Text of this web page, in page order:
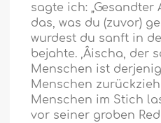
sagte ich:
das, was du (zuvor)
wurdest du sanft in
bejahte. ‚Âischa, der
Menschen ist
Menschen
Menschen im Stich
vor seiner groben